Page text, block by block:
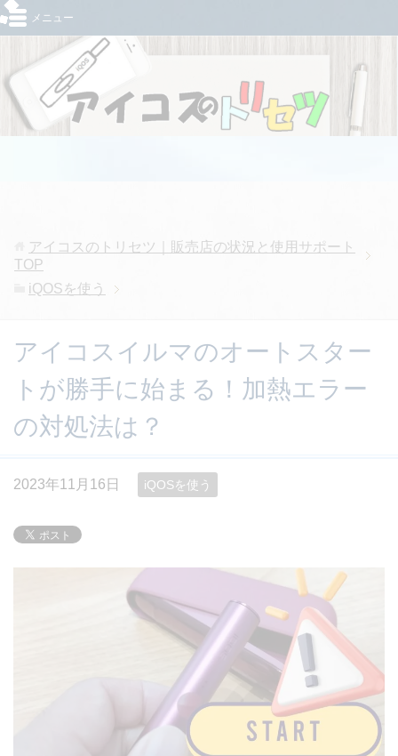
メニュー
アイコスのトリセツ｜販売店の状況と使用サポート
TOP
iQOSを使う
アイコスイルマのオートスター
トが勝手に始まる！加熱エラー
の対処法は？
2023年11月16日 iQOSを使う